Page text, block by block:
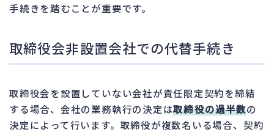
手続きを踏むことが重要です。
取締役会非設置会社での代替手続き
取締役会を設置していない会社が責任限定契約を締結
する場合、会社の業務執行の決定は取締役の過半数の
決定によって行います。取締役が複数名いる場合、契約